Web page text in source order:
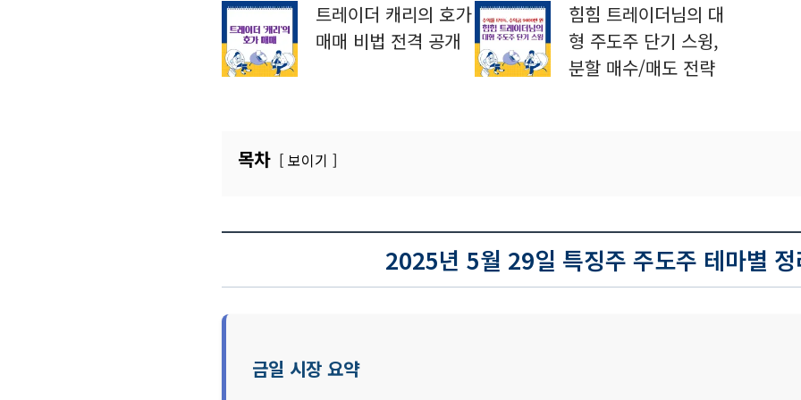
트레이더 캐리의 호가
매매 비법 전격 공개
힘힘 트레이더님의 대
형 주도주 단기 스윙,
분할 매수/매도 전략
목차 보이기
2025년 5월 29일 특징주 주도주 테마별 정
금일 시장 요약